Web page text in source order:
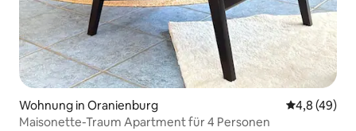
Wohnung in Oranienburg
4,8 (49)
Maisonette-Traum Apartment für 4 Personen